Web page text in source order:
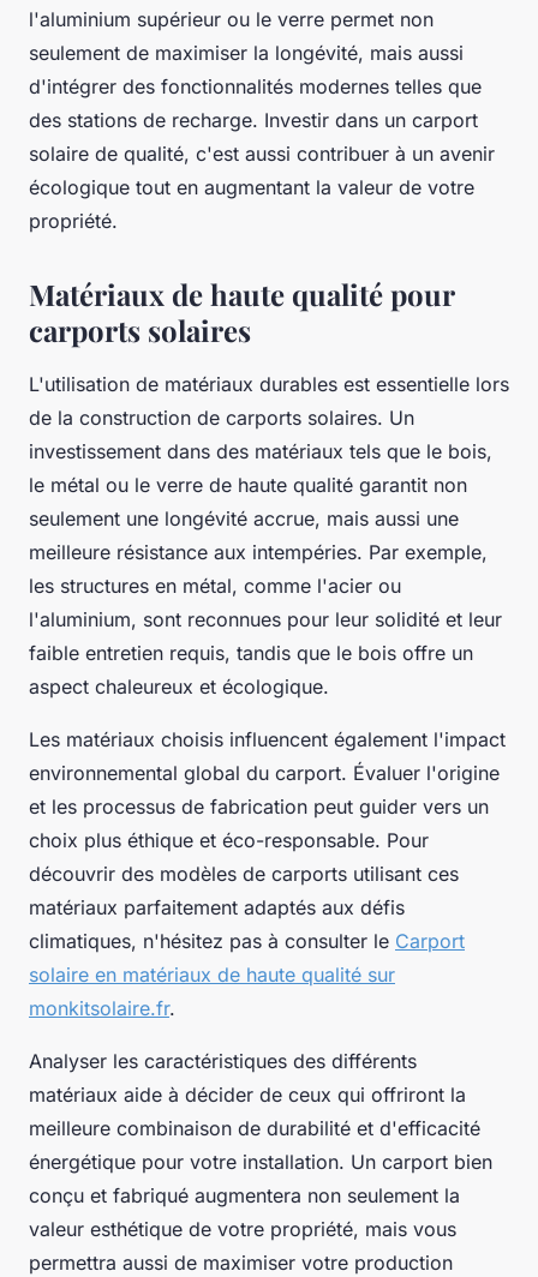
l'aluminium supérieur ou le verre permet non
seulement de maximiser la longévité, mais aussi
d'intégrer des fonctionnalités modernes telles que
des stations de recharge. Investir dans un carport
solaire de qualité, c'est aussi contribuer à un avenir
écologique tout en augmentant la valeur de votre
propriété.
Matériaux de haute qualité pour
carports solaires
L'utilisation de matériaux durables est essentielle lors
de la construction de carports solaires. Un
investissement dans des matériaux tels que le bois,
le métal ou le verre de haute qualité garantit non
seulement une longévité accrue, mais aussi une
meilleure résistance aux intempéries. Par exemple,
les structures en métal, comme l'acier ou
l'aluminium, sont reconnues pour leur solidité et leur
faible entretien requis, tandis que le bois offre un
aspect chaleureux et écologique.
Les matériaux choisis influencent également l'impact
environnemental global du carport. Évaluer l'origine
et les processus de fabrication peut guider vers un
choix plus éthique et éco-responsable. Pour
découvrir des modèles de carports utilisant ces
matériaux parfaitement adaptés aux défis
climatiques, n'hésitez pas à consulter le Carport
solaire en matériaux de haute qualité sur
monkitsolaire.fr.
Analyser les caractéristiques des différents
matériaux aide à décider de ceux qui offriront la
meilleure combinaison de durabilité et d'efficacité
énergétique pour votre installation. Un carport bien
conçu et fabriqué augmentera non seulement la
valeur esthétique de votre propriété, mais vous
permettra aussi de maximiser votre production